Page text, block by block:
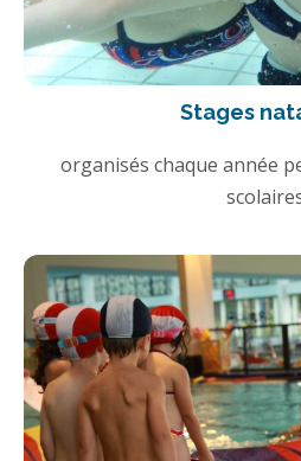
Stages
organisés chaque année